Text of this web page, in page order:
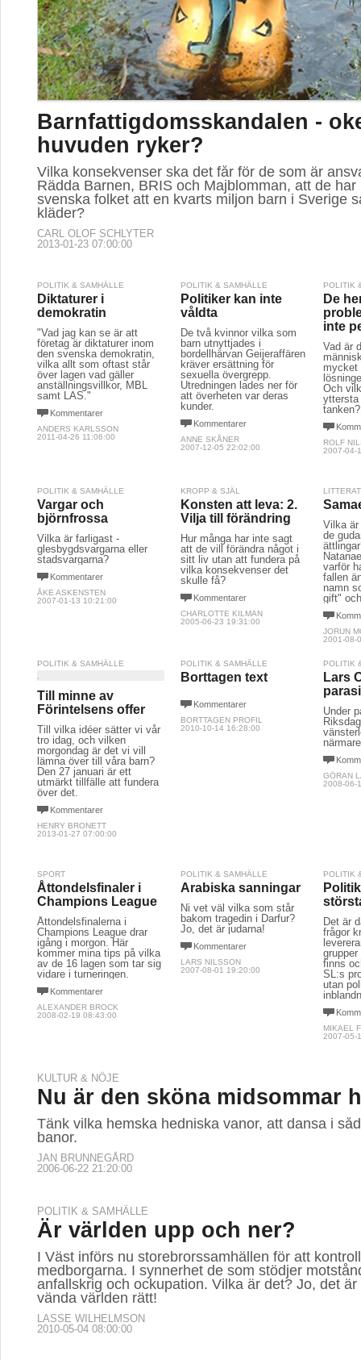
Barnfattigdomsskandalen -
huvuden ryker?
Vilka konsekvenser ska det får för de som är
Rädda Barnen, BRIS och Majblomman, att de har
svenska folket att en kvarts miljon barn i Sverige
kläder?
CARL OLOF SCHLYTER
2013-01-23 07:00:00
POLITIK & SAMHÄLLE
Diktaturer i
demokratin
"Vad jag kan se är att
företag är diktaturer inom
den svenska demokratin,
vilka allt som oftast står
över lagen vad gäller
anställningsvillkor, MBL
samt LAS."
Kommentarer
ANDERS KARLSSON
2011-04-26 11:06:00
POLITIK & SAMHÄLLE
Politiker kan inte
våldta
De två kvinnor vilka som
barn utnyttjades i
bordellhärvan Geijeraffären
kräver ersättning för
sexuella övergrepp.
Utredningen lades ner för
att överheten var deras
kunder.
Kommentarer
ANNE SKÅNER
2007-12-05 22:02:00
POLITIK
De
inte
Vad är
mycket
Och
yttersta
tanken?
ROLF
2007-04-
POLITIK & SAMHÄLLE
Vargar och
björnfrossa
Vilka är farligast -
glesbygdsvargarna eller
stadsvargarna?
Kommentarer
ÅKE ASKENSTEN
2007-01-13 10:21:00
KROPP & SJÄL
Konsten att leva: 2.
Vilja till förändring
Hur många har inte sagt
att de vill förändra något i
sitt liv utan att fundera på
vilka konsekvenser det
skulle få?
Kommentarer
CHARLOTTE KILMAN
2005-06-23 19:31:00
Vilka är
de
varför
fallen
namn
gift"
JORUN
2001-08-
POLITIK & SAMHÄLLE
Till minne av
Förintelsens offer
Till vilka idéer sätter vi vår
tro idag, och vilken
morgondag är det vi vill
lämna över till våra barn?
Den 27 januari är ett
utmärkt tillfälle att fundera
över det.
Kommentarer
HENRY BRONETT
2013-01-27 07:00:00
POLITIK & SAMHÄLLE
Borttagen text
Kommentarer
BORTTAGEN PROFIL
2010-10-14 16:28:00
POLITIK
Lars
Under
GÖRAN
2008-06-
SPORT
Åttondelsfinaler i
Champions League
Åttondelsfinalerna i
Champions League drar
igång i morgon. Här
kommer mina tips på vilka
av de 16 lagen som tar sig
vidare i turneringen.
Kommentarer
ALEXANDER BROCK
2008-02-19 08:43:00
POLITIK & SAMHÄLLE
Arabiska sanningar
Ni vet väl vilka som står
bakom tragedin i Darfur?
Jo, det är judarna!
Kommentarer
LARS NILSSON
2007-08-01 19:20:00
POLITIK
Det är
frågor
finns
SL:s
utan
MIKAEL
2007-05-
KULTUR & NÖJE
Nu är den sköna midsommar
Tänk vilka hemska hedniska vanor, att dansa i
banor.
JAN BRUNNEGÅRD
2006-06-22 21:20:00
POLITIK & SAMHÄLLE
Är världen upp och ner?
I Väst införs nu storebrorssamhällen för att
medborgarna. I synnerhet de som stödjer
anfallskrig och ockupation. Vilka är det? Jo, det
vända världen rätt!
LASSE WILHELMSON
2010-05-04 08:00:00